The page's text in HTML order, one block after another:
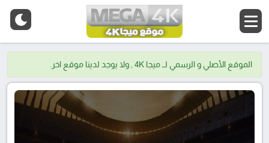
الموقع الأصلي و الرسمي لــ ميجا 4K , ولا يوجد لدينا موقع اخر.